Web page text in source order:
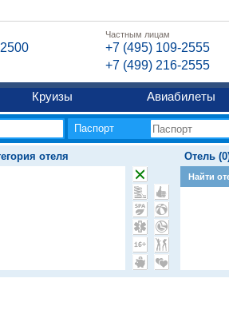
Частным лицам
+7 (495) 109-2555
+7 (499) 216-2555
Круизы Авиабилеты
Паспорт
отеля Отель
Найти